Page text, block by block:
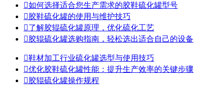
如何选择适合您生产需求的胶鞋硫化罐型号
胶鞋硫化罐的使用与维护技巧
了解胶辊硫化罐原理，优化硫化工艺
胶辊硫化罐选购指南，轻松选出适合自己的设备
鞋材加工行业硫化罐选型与使用技巧
优化胶鞋硫化罐性能：提升生产效率的关键步骤
胶辊硫化罐操作规程